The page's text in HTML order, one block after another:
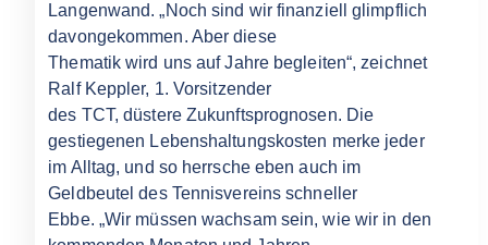
Langenwand. „Noch sind wir finanziell glimpflich
davongekommen. Aber diese
Thematik wird uns auf Jahre begleiten“, zeichnet
Ralf Keppler, 1. Vorsitzender
des TCT, düstere Zukunftsprognosen. Die
gestiegenen Lebenshaltungskosten merke jeder
im Alltag, und so herrsche eben auch im
Geldbeutel des Tennisvereins schneller
Ebbe. „Wir müssen wachsam sein, wie wir in den